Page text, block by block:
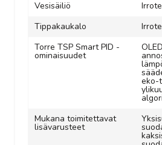
Vesisäiliö
Tippakaukalo
Torre TSP Smart PID -
ominaisuudet
eko-
Mukana toimitettavat
lisävarusteet